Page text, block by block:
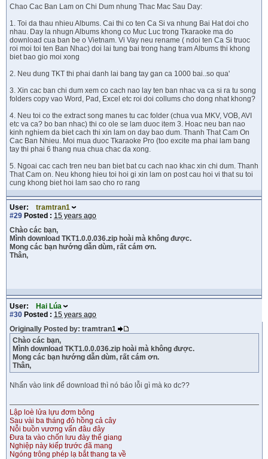
Chao Cac Ban Lam on Chi Dum nhung Thac Mac Sau Day:
1. Toi da thau nhieu Albums. Cai thi co ten Ca Si va nhung Bai Hat doi cho
nhau. Day la nhugn Albums khong co Muc Luc trong Tkaraoke ma do
download cua ban be o Vietnam. Vi Vay neu rename ( ndoi ten Ca Si truoc
roi moi toi ten Ban Nhac) doi lai tung bai trong hang tram Albums thi khong
biet bao gio moi xong
2. Neu dung TKT thi phai danh lai bang tay gan ca 1000 bai..so qua'
3. Xin cac ban chi dum xem co cach nao lay ten ban nhac va ca si ra tu song
folders copy vao Word, Pad, Excel etc roi doi collums cho dong nhat khong?
4. Neu toi co the extract song manes tu cac folder (chua vua MKV, VOB, AVI
etc va ca? bo ban nhac) thi co ole se lam duoc item 3. Hoac neu ban nao
kinh nghiem da biet cach thi xin lam on day bao dum. Thanh That Cam On
Cac Ban Nhieu. Moi mua duoc Tkaraoke Pro (too excite ma phai lam bang
tay thi phai 6 thang nua chua chac da xong.
5. Ngoai cac cach tren neu ban biet bat cu cach nao khac xin chi dum. Thanh
That Cam on. Neu khong hieu toi hoi gi xin lam on post cau hoi vi that su toi
cung khong biet hoi lam sao cho ro rang
User:
tramtran1
#29 Posted : 15 years ago
Chào các bạn,
Mình download TKT1.0.0.036.zip hoài mà không được.
Mong các bạn hướng dẫn dùm, rất cám ơn.
Thân,
User:
Hai Lúa
#30 Posted : 15 years ago
Originally Posted by: tramtran1
Chào các bạn,
Mình download TKT1.0.0.036.zip hoài mà không được.
Mong các bạn hướng dẫn dùm, rất cám ơn.
Thân,
Nhấn vào link để download thì nó báo lỗi gì mà ko dc??
Lập loè lửa lựu đơm bông
Sau vài ba tháng đỏ hồng cả cây
Nỗi buồn vương vấn đâu đây
Đưa ta vào chốn lưu đày thế giang
Nghiệp này kiếp trước đã mang
Ngóng trông phép lạ bắt thang ta về